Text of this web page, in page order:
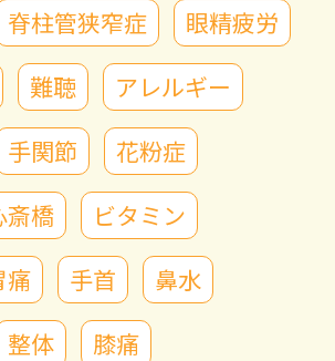
脊柱管狭窄症
眼精疲労
難聴
アレルギー
手関節
花粉症
斎橋
ビタミン
痛 手首
鼻水
整体
膝痛